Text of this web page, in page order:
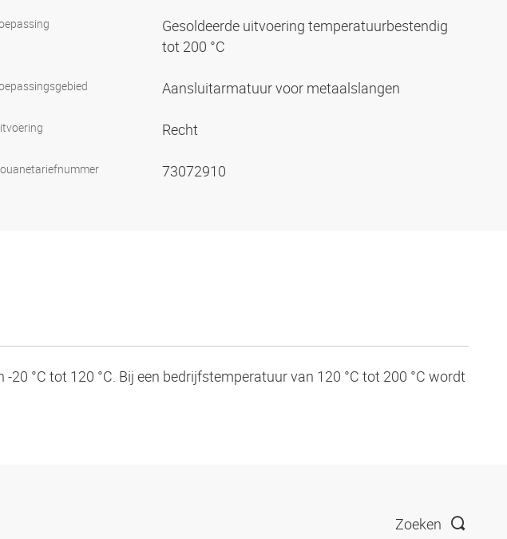
Gesoldeerde uitvoering temperatuurbestendig
tot 200 °C
Aansluitarmatuur voor metaalslangen
Recht
73072910
°C tot 120 °C. Bij een bedrijfstemperatuur van 120 °C tot 200 °C wordt
Zoeken